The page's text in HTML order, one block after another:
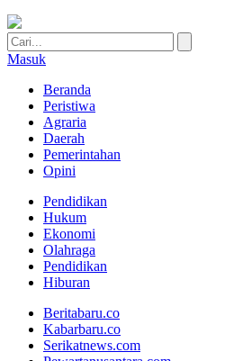
Masuk
Beranda
Peristiwa
Agraria
Daerah
Pemerintahan
Opini
Pendidikan
Hukum
Ekonomi
Olahraga
Pendidikan
Hiburan
Beritabaru.co
Kabarbaru.co
Serikatnews.com